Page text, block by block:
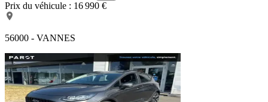
Prix du véhicule : 16 990 €
56000 - VANNES